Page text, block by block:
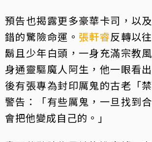
預告也揭露更多豪華卡司，以
錯的驚險命運。 張軒睿反轉以
鬍且少年白頭，一身充滿宗教
身通靈驅魔人阿生，他一眼看
後有張專為封印厲鬼的古老「
警告：「有些厲鬼，一旦找到
會把他變成自己的。」